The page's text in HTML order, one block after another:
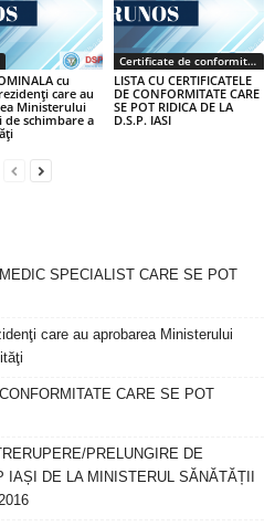
cu
care au
Ministerului
de schimbare a
Certificate de conformitate
LISTA CU CERTIFICATELE
DE CONFORMITATE CARE
SE POT RIDICA DE LA
D.S.P. IASI
SPECIALIST CARE SE POT
care au aprobarea Ministerului
CARE SE POT
PRELUNGIRE DE
IAȘI DE LA MINISTERUL SĂNĂTĂȚII